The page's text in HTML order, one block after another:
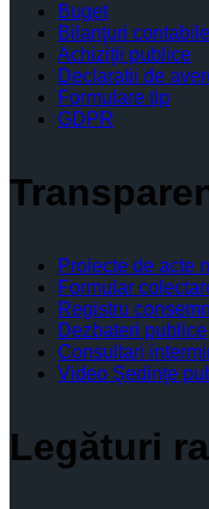
Buget
Bilanţuri contabile
Achiziţii publice
Declaratii de
Formulare tip
GDPR
Proiecte de acte
Formular
Registru
Dezbateri publice
Consultari
Video Şedinţe
Legături